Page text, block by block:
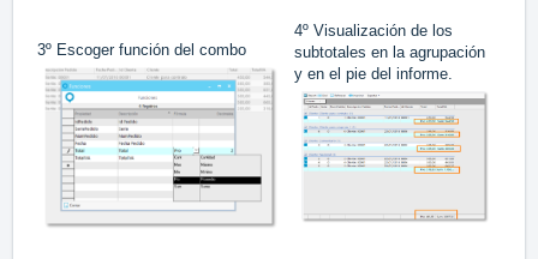
3º Escoger función del combo
4º Visualización de los
subtotales en la agrupación
y en el pie del informe.